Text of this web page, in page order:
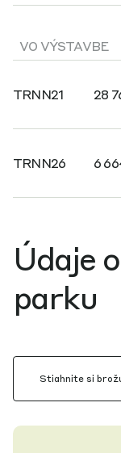
VO VÝSTAVBE
TRNN21 28
TRNN26 6
Údaje
parku
Stiahnite si